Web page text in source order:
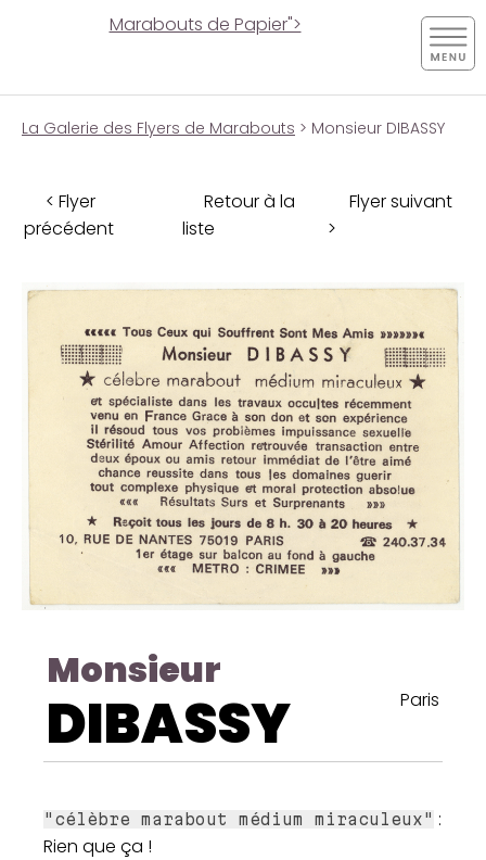
Marabouts de Papier">
La Galerie des Flyers de Marabouts > Monsieur DIBASSY
< Flyer
précédent
Retour à la
liste
Flyer suivant
>
Monsieur
DIBASSY Paris
"célèbre marabout médium miraculeux" :
Rien que ça !